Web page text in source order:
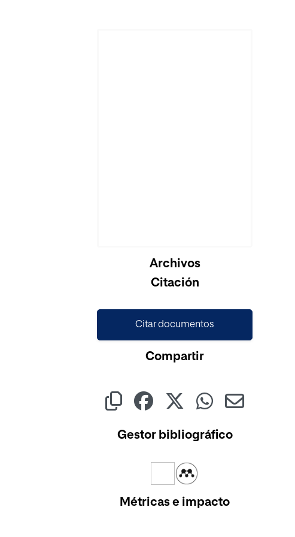
Archivos
Citación
Citar documentos
Compartir
Gestor bibliográfico
Métricas e impacto